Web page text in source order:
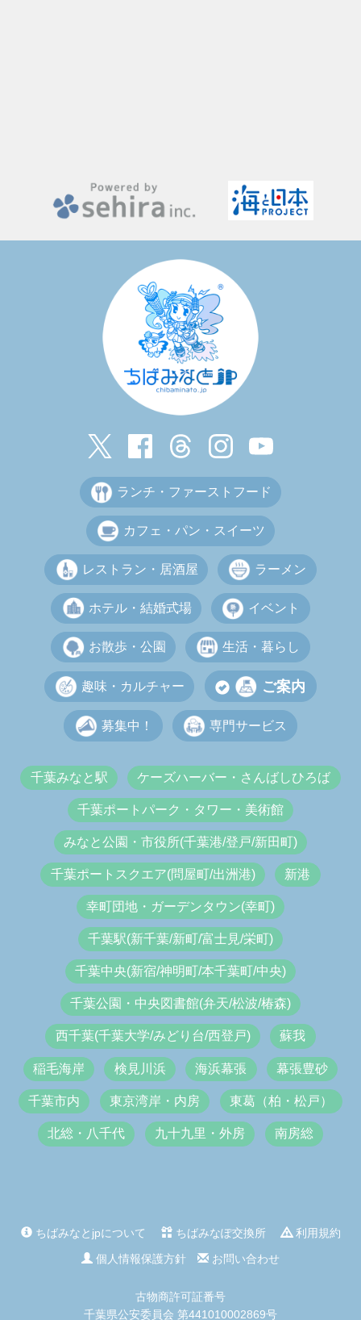
ランチ・ファーストフード
カフェ・パン・スイーツ
レストラン・居酒屋 ラーメン
ホテル・結婚式場 イベント
お散歩・公園 生活・暮らし
趣味・カルチャー ご案内
募集中！ 専門サービス
千葉みなと駅 ケーズハーバー・さんばしひろば
千葉ポートパーク・タワー・美術館
みなと公園・市役所(千葉港/登戸/新田町)
千葉ポートスクエア(問屋町/出洲港) 新港
幸町団地・ガーデンタウン(幸町)
千葉駅(新千葉/新町/富士見/栄町)
千葉中央(新宿/神明町/本千葉町/中央)
千葉公園・中央図書館(弁天/松波/椿森)
西千葉(千葉大学/みどり台/西登戸) 蘇我
稲毛海岸 検見川浜 海浜幕張 幕張豊砂
千葉市内 東京湾岸・内房 東葛（柏・松戸）
北総・八千代 九十九里・外房 南房総
ちばみなとjpについて ちばみなぽ交換所
利用規約
個人情報保護方針
お問い合わせ
古物商許可証番号
千葉県公安委員会 第441010002869号